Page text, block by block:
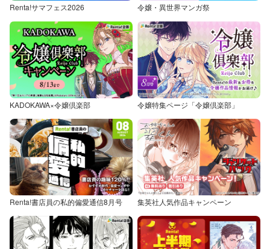
Renta!サマフェス2026 令嬢・異世界マンガ祭
KADOKAWA×令嬢倶楽部 令嬢特集ページ「令嬢倶楽部」
Renta!書店員の私的偏愛通信8月号 集英社人気作品キャンペーン